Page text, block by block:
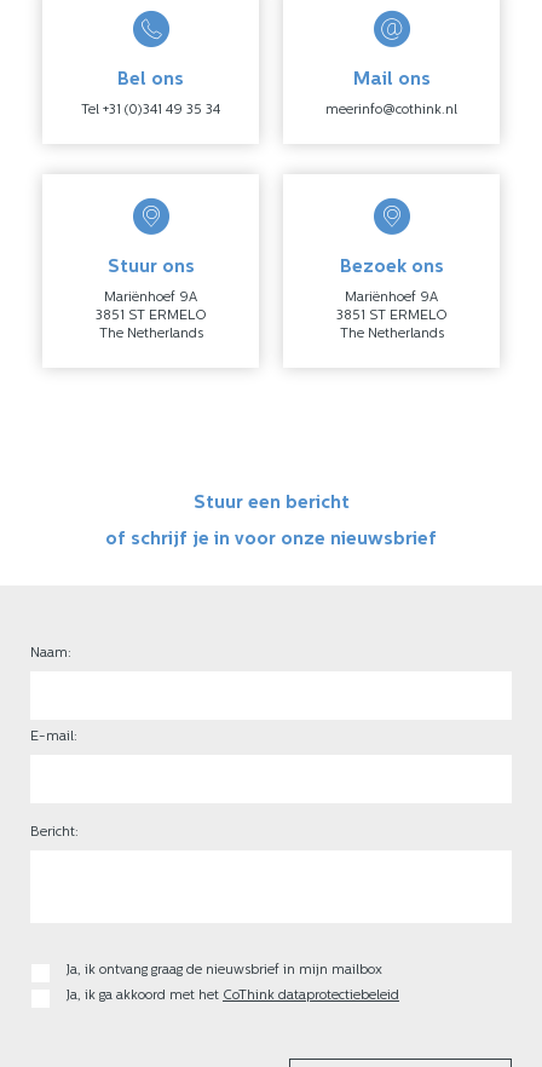
Bel ons
Tel +31 (0)341 49 35 34
Mail ons
meerinfo@cothink.nl
Stuur ons
Mariënhoef 9A
3851 ST ERMELO
The Netherlands
Bezoek ons
Mariënhoef 9A
3851 ST ERMELO
The Netherlands
Stuur een bericht
of schrijf je in voor onze nieuwsbrief
Naam:
E-mail:
Bericht:
Ja, ik ontvang graag de nieuwsbrief in mijn mailbox
Ja, ik ga akkoord met het CoThink dataprotectiebeleid